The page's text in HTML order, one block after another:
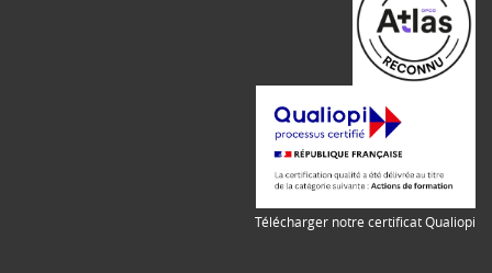
Télécharger notre certificat Qualiopi